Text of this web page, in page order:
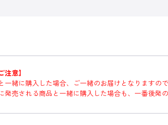
注意】
一緒に購入した場合、ご一緒のお届けとなりますので
発売される商品と一緒に購入した場合も、一番後発